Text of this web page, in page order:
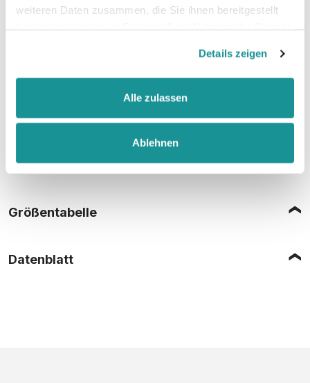
weiteren Daten zusammen, die Sie ihnen bereitgestellt
Details zeigen
Alle zulassen
Ablehnen
Vegan, WRAP, faire Arbeitsbedingungen, REACH
Größentabelle
Datenblatt